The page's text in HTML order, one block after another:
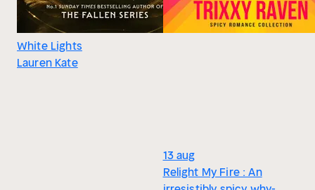
White Lights
Lauren Kate
13 aug
Relight My Fire : An